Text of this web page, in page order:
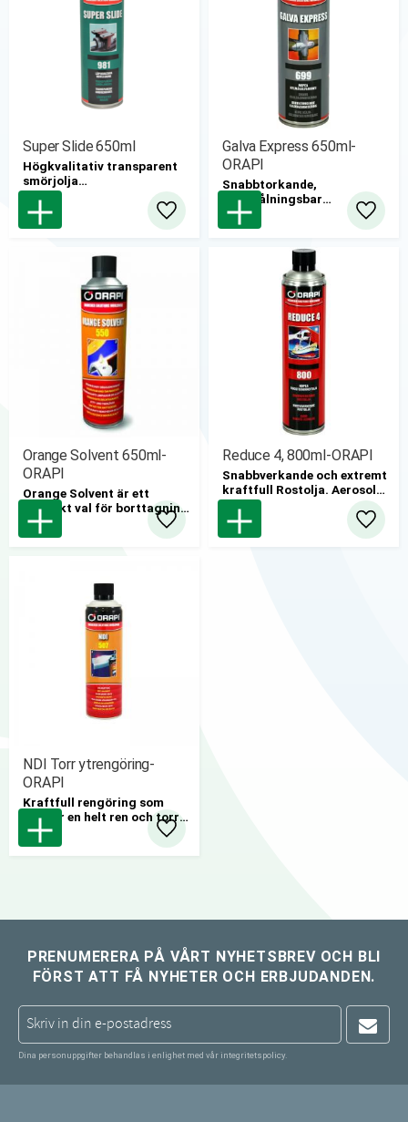
Super Slide 650ml
Högkvalitativ transparent
smörjolja
12st/kartong
Lägg till i favoriter
Galva Express 650ml-
ORAPI
Snabbtorkande,
övermålningsbar
kallgalvanisering med en
nyans som ligger nära
resultat. Aerosol 650ml.
12st/kartong
Lägg
Orange Solvent 650ml-
ORAPI
Orange Solvent är ett
utmärkt val för borttagning
av limrester efter tejp och
dekaler. Rengör och
Lägg till i favoriter
Reduce 4, 800ml-ORAPI
Snabbverkande och extremt
kraftfull Rostolja. Aerosol
650ml. Smart Nozzle.
12st/kartong
Lägg
NDI Torr ytrengöring-
ORAPI
Kraftfull rengöring som
lämnar en helt ren och torr
yta . Aerosol 650ml
12st/kartong
Lägg till i favoriter
PRENUMERERA PÅ VÅRT NYHETSBREV OCH BLI
FÖRST ATT FÅ NYHETER OCH ERBJUDANDEN.
Dina personuppgifter behandlas i enlighet med vår integritetspolicy.